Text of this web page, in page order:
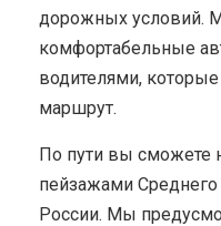
дорожных условий.
комфортабельные
водителями,
маршрут.
По пути вы сможете
пейзажами
России. Мы